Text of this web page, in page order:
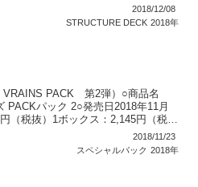
2018/12/08
STRUCTURE DECK 2018年
VRAINS PACK 第2弾）○商品名
PACKパック 2○発売日2018年11月
（税抜）1ボックス：2,145円（税
2018/11/23
スペシャルパック 2018年